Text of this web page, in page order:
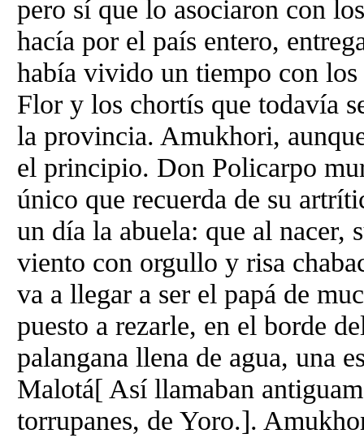
pero sí que lo asociaron con
hacía por el país entero,
había vivido un tiempo con
Flor y los chortís que todavía
la provincia. Amukhori,
el principio. Don Policarpo
único que recuerda de su
un día la abuela: que al nacer,
viento con orgullo y risa
va a llegar a ser el papá de
puesto a rezarle, en el borde
palangana llena de agua, una
Malotá[ Así llamaban
torrupanes, de Yoro.].